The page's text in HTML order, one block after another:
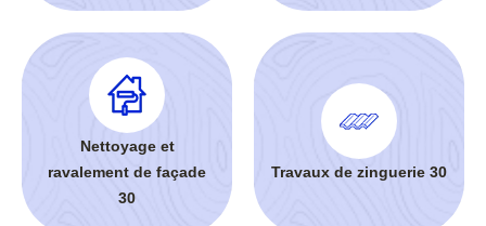
Nettoyage et
ravalement de façade
30
Travaux de zinguerie 30